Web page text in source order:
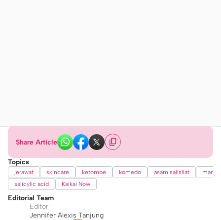
Share Article
Topics
jerawat skincare ketombe komedo asam salisilat
salicylic acid
Kaikai Now
Editorial Team
Editor
Jennifer Alexis Tanjung